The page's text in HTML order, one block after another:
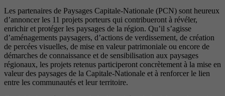
Les partenaires de Paysages Capitale-Nationale (PCN) sont heureux
d’annoncer les 11 projets porteurs qui contribueront à révéler,
enrichir et protéger les paysages de la région. Qu’il s’agisse
d’aménagements paysagers, d’actions de verdissement, de création
de percées visuelles, de mise en valeur patrimoniale ou encore de
démarches de connaissance et de sensibilisation aux paysages
régionaux, les projets retenus participeront concrètement à la mise en
valeur des paysages de la Capitale-Nationale et à renforcer le lien
entre les communautés et leur territoire.